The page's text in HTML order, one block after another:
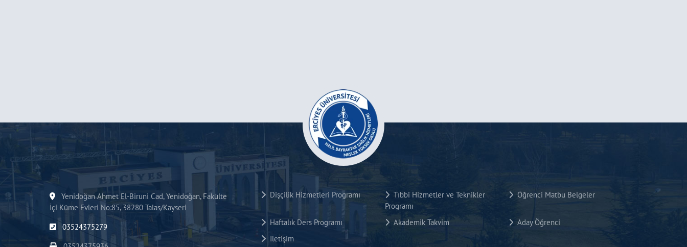
Yenidoğan Ahmet El-Biruni Cad, Yenidoğan, Fakülte
İçi Küme Evleri No:85, 38280 Talas/Kayseri
03524375279
Dişçilik Hizmetleri Programı
Tıbbi Hizmetler ve Teknikler
Programı
Öğrenci Matbu Belgeler
Haftalık Ders Programı Akademik Takvim
Aday Öğrenci
İletişim